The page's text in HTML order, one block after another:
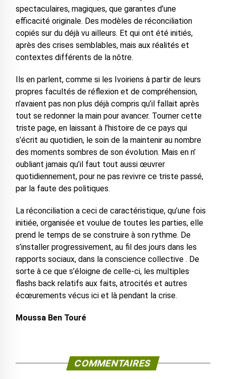
spectaculaires, magiques, que garantes d’une
efficacité originale. Des modèles de réconciliation
copiés sur du déjà vu ailleurs. Et qui ont été initiés,
après des crises semblables, mais aux réalités et
contextes différents de la nôtre.
Ils en parlent, comme si les Ivoiriens à partir de leurs
propres facultés de réflexion et de compréhension,
n’avaient pas non plus déjà compris qu’il fallait après
tout se redonner la main pour avancer. Tourner cette
triste page, en laissant à l’histoire de ce pays qui
s’écrit au quotidien, le soin de la maintenir au nombre
des moments sombres de son évolution. Mais en n’
oubliant jamais qu’il faut tout aussi œuvrer
quotidiennement, pour ne pas revivre ce triste passé,
par la faute des politiques.
La réconciliation a ceci de caractéristique, qu’une fois
initiée, organisée et voulue de toutes les parties, elle
prend le temps de se construire à son rythme. De
s’installer progressivement, au fil des jours dans les
rapports sociaux, dans la conscience collective . De
sorte à ce que s’éloigne de celle-ci, les multiples
flashs back relatifs aux faits, atrocités et autres
écœurements vécus ici et là pendant la crise.
Moussa Ben Touré
COMMENTAIRES